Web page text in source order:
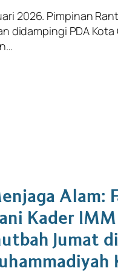
2026. Pimpinan
didampingi PDA
Alam:
Kader IMM
Jumat